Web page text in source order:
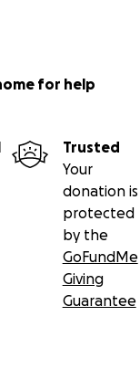
for help
Trusted
Your
donation is
protected
by the
GoFundMe
Giving
Guarantee